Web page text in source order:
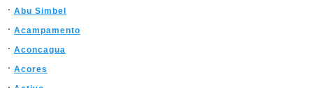
Abu Simbel
Acampamento
Aconcagua
Acores